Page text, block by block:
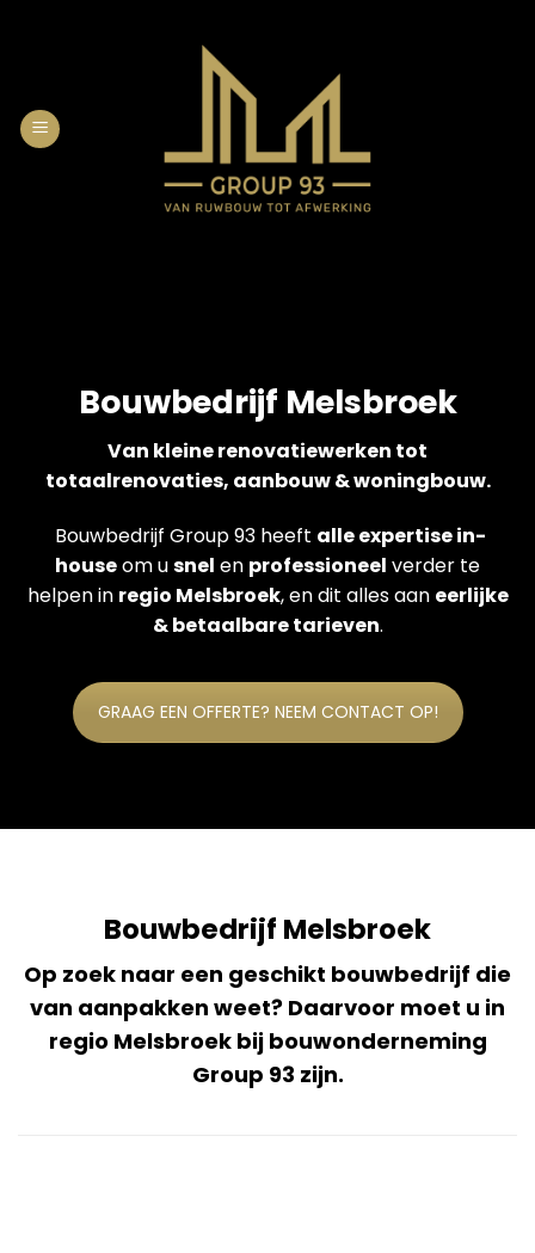
Bouwbedrijf Melsbroek
Van kleine renovatiewerken tot
totaalrenovaties, aanbouw & woningbouw.
Bouwbedrijf Group 93 heeft alle expertise in-
houseom usnel en professioneel verder te
helpen in regio Melsbroek, en dit alles aan eerlijke
& betaalbare tarieven.
GRAAG EEN OFFERTE? NEEM CONTACT OP!
Bouwbedrijf Melsbroek
Op zoek naar een geschikt bouwbedrijf die
van aanpakken weet? Daarvoor moet u in
regio Melsbroek bij bouwonderneming
Group 93 zijn.